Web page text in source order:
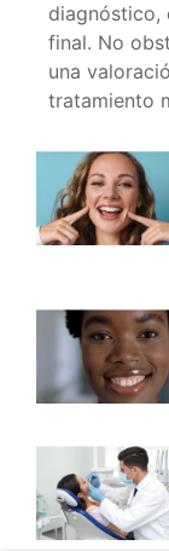
diagnóstico,
final. No
una
tratamiento